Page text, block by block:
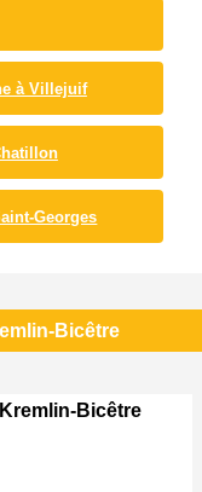
à Villejuif
Georges
Bicêtre
Bicêtre